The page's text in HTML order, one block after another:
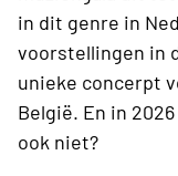
in dit genre in
voorstellingen in
unieke concerpt
België. En in
ook niet?